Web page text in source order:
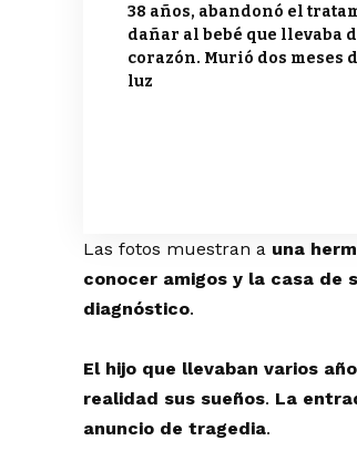
38 años, abandonó el
dañar al bebé que llevaba
corazón. Murió dos meses
luz
Las fotos muestran a una
conocer amigos y la casa de
diagnóstico.
El hijo que llevaban varios
realidad sus sueños. La
anuncio de tragedia.